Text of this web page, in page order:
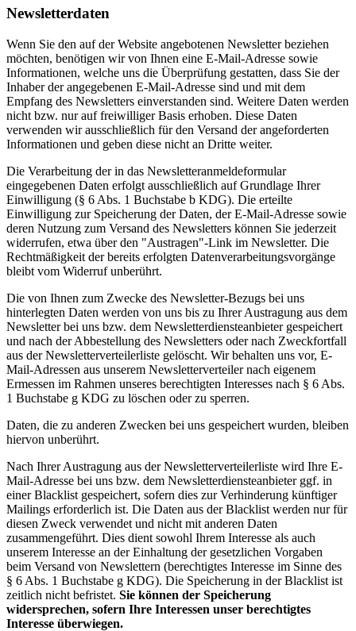
Newsletterdaten
Wenn Sie den auf der Website angebotenen Newsletter beziehen
möchten, benötigen wir von Ihnen eine E-Mail-Adresse sowie
Informationen, welche uns die Überprüfung gestatten, dass Sie der
Inhaber der angegebenen E-Mail-Adresse sind und mit dem
Empfang des Newsletters einverstanden sind. Weitere Daten werden
nicht bzw. nur auf freiwilliger Basis erhoben. Diese Daten
verwenden wir ausschließlich für den Versand der angeforderten
Informationen und geben diese nicht an Dritte weiter.
Die Verarbeitung der in das Newsletteranmeldeformular
eingegebenen Daten erfolgt ausschließlich auf Grundlage Ihrer
Einwilligung (§ 6 Abs. 1 Buchstabe b KDG). Die erteilte
Einwilligung zur Speicherung der Daten, der E-Mail-Adresse sowie
deren Nutzung zum Versand des Newsletters können Sie jederzeit
widerrufen, etwa über den "Austragen"-Link im Newsletter. Die
Rechtmäßigkeit der bereits erfolgten Datenverarbeitungsvorgänge
bleibt vom Widerruf unberührt.
Die von Ihnen zum Zwecke des Newsletter-Bezugs bei uns
hinterlegten Daten werden von uns bis zu Ihrer Austragung aus dem
Newsletter bei uns bzw. dem Newsletterdiensteanbieter gespeichert
und nach der Abbestellung des Newsletters oder nach Zweckfortfall
aus der Newsletterverteilerliste gelöscht. Wir behalten uns vor, E-
Mail-Adressen aus unserem Newsletterverteiler nach eigenem
Ermessen im Rahmen unseres berechtigten Interesses nach § 6 Abs.
1 Buchstabe g KDG zu löschen oder zu sperren.
Daten, die zu anderen Zwecken bei uns gespeichert wurden, bleiben
hiervon unberührt.
Nach Ihrer Austragung aus der Newsletterverteilerliste wird Ihre E-
Mail-Adresse bei uns bzw. dem Newsletterdiensteanbieter ggf. in
einer Blacklist gespeichert, sofern dies zur Verhinderung künftiger
Mailings erforderlich ist. Die Daten aus der Blacklist werden nur für
diesen Zweck verwendet und nicht mit anderen Daten
zusammengeführt. Dies dient sowohl Ihrem Interesse als auch
unserem Interesse an der Einhaltung der gesetzlichen Vorgaben
beim Versand von Newslettern (berechtigtes Interesse im Sinne des
§ 6 Abs. 1 Buchstabe g KDG). Die Speicherung in der Blacklist ist
zeitlich nicht befristet. Sie können der Speicherung
widersprechen, sofern Ihre Interessen unser berechtigtes
Interesse überwiegen.